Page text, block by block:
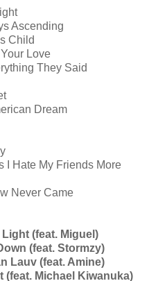
Ascending
Child
Love
They Said
Dream
I Hate My Friends More
Never Came
(feat. Miguel)
(feat. Stormzy)
Lauv (feat. Amine)
(feat. Michael Kiwanuka)